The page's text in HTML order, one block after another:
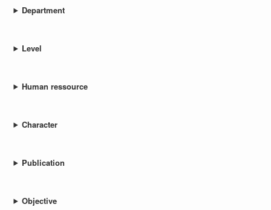
Department
Level
Human ressource
Character
Publication
Objective